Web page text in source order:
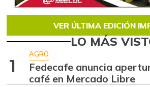
VER ÚLTIMA EDICIÓN
LO MÁS
1
AGRO
Fedecafe anuncia
café en Mercado Libre